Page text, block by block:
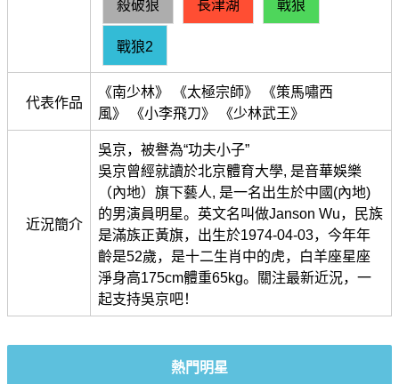
殺破狼 長津湖 戰狼
戰狼2
代表作品
《南少林》 《太極宗師》 《策馬嘯西
風》 《小李飛刀》 《少林武王》
近況簡介
吳京，被譽為“功夫小子”
吳京曾經就讀於北京體育大學, 是音華娛樂
（內地）旗下藝人, 是一名出生於中國(內地)
的男演員明星。英文名叫做Janson Wu，民族
是滿族正黃旗，出生於1974-04-03，今年年
齡是52歲，是十二生肖中的虎，白羊座星座
淨身高175cm體重65kg。關注最新近況，一
起支持吳京吧！
熱門明星